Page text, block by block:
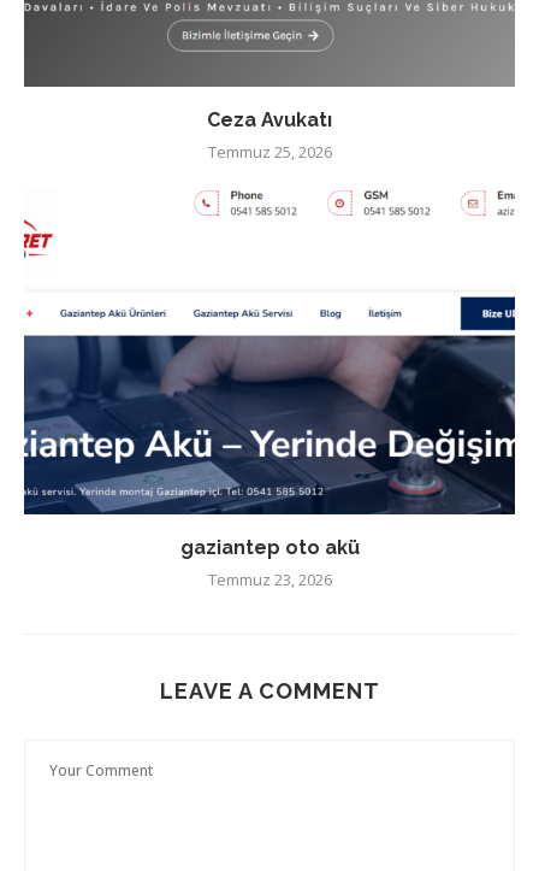
Ceza Avukatı
Temmuz 25, 2026
gaziantep oto akü
Temmuz 23, 2026
LEAVE A COMMENT